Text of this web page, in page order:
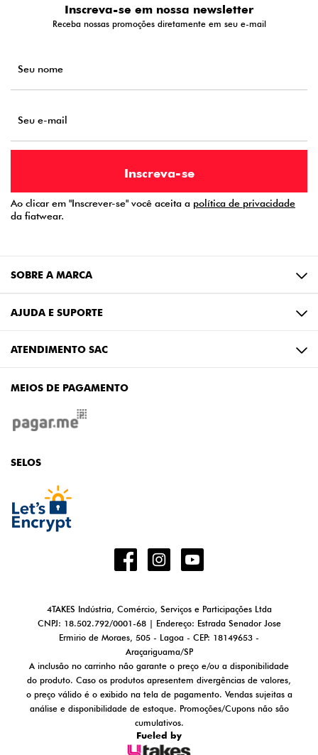
Inscreva-se em nossa newsletter
Receba nossas promoções diretamente em seu e-mail
Ao clicar em "Inscrever-se" você aceita a política de privacidade
da fiatwear.
SOBRE A MARCA
AJUDA E SUPORTE
ATENDIMENTO SAC
MEIOS DE PAGAMENTO
SELOS
4TAKES Indústria, Comércio, Serviços e Participações Ltda
CNPJ: 18.502.792/0001-68 | Endereço: Estrada Senador Jose
Ermirio de Moraes, 505 - Lagoa - CEP: 18149653 -
Araçariguama/SP
A inclusão no carrinho não garante o preço e/ou a disponibilidade
do produto. Caso os produtos apresentem divergências de valores,
o preço válido é o exibido na tela de pagamento. Vendas sujeitas a
análise e disponibilidade de estoque. Promoções/Cupons não são
cumulativos.
Fueled by